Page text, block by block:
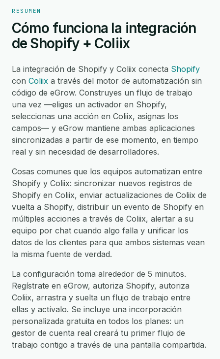
RESUMEN
Cómo funciona la integración
de Shopify + Coliix
La integración de Shopify y Coliix conecta Shopify
con Coliix a través del motor de automatización sin
código de eGrow. Construyes un flujo de trabajo
una vez —eliges un activador en Shopify,
seleccionas una acción en Coliix, asignas los
campos— y eGrow mantiene ambas aplicaciones
sincronizadas a partir de ese momento, en tiempo
real y sin necesidad de desarrolladores.
Cosas comunes que los equipos automatizan entre
Shopify y Coliix: sincronizar nuevos registros de
Shopify en Coliix, enviar actualizaciones de Coliix de
vuelta a Shopify, distribuir un evento de Shopify en
múltiples acciones a través de Coliix, alertar a su
equipo por chat cuando algo falla y unificar los
datos de los clientes para que ambos sistemas vean
la misma fuente de verdad.
La configuración toma alrededor de 5 minutos.
Regístrate en eGrow, autoriza Shopify, autoriza
Coliix, arrastra y suelta un flujo de trabajo entre
ellas y actívalo. Se incluye una incorporación
personalizada gratuita en todos los planes: un
gestor de cuenta real creará tu primer flujo de
trabajo contigo a través de una pantalla compartida.